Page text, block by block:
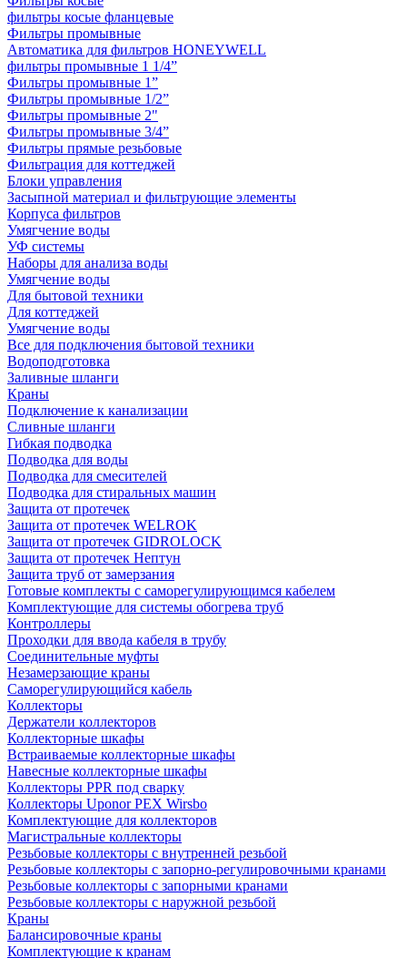
фильтры косые фланцевые
Фильтры промывные
Автоматика для фильтров HONEYWELL
фильтры промывные 1 1/4”
Фильтры промывные 1”
Фильтры промывные 1/2”
Фильтры промывные 2"
Фильтры промывные 3/4”
Фильтры прямые резьбовые
Фильтрация для коттеджей
Блоки управления
Засыпной материал и фильтрующие элементы
Корпуса фильтров
Умягчение воды
УФ системы
Наборы для анализа воды
Умягчение воды
Для бытовой техники
Для коттеджей
Умягчение воды
Все для подключения бытовой техники
Водоподготовка
Заливные шланги
Краны
Подключение к канализации
Сливные шланги
Гибкая подводка
Подводка для воды
Подводка для смесителей
Подводка для стиральных машин
Защита от протечек
Защита от протечек WELROK
Защита от протечек GIDROLOCK
Защита от протечек Нептун
Защита труб от замерзания
Готовые комплекты с саморегулирующимся кабелем
Комплектующие для системы обогрева труб
Контроллеры
Проходки для ввода кабеля в трубу
Соединительные муфты
Незамерзающие краны
Саморегулирующийся кабель
Коллекторы
Держатели коллекторов
Коллекторные шкафы
Встраиваемые коллекторные шкафы
Навесные коллекторные шкафы
Коллекторы PPR под сварку
Коллекторы Uponor PEX Wirsbo
Комплектующие для коллекторов
Магистральные коллекторы
Резьбовые коллекторы с внутренней резьбой
Резьбовые коллекторы с запорно-регулировочными кранами
Резьбовые коллекторы с запорными кранами
Резьбовые коллекторы с наружной резьбой
Краны
Балансировочные краны
Комплектующие к кранам